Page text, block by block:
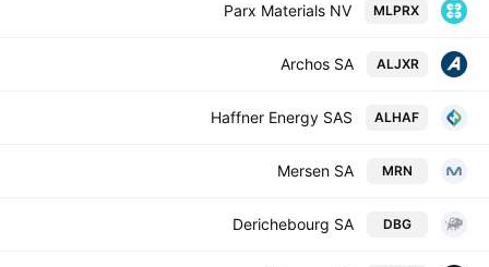
MLPRX
Parx Materials NV
ALJXR
Archos SA
ALHAF
Haffner Energy SAS
MRN
Mersen SA
DBG
Derichebourg SA